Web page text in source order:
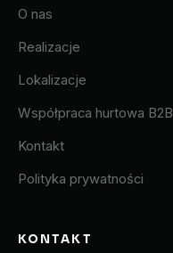
O nas
Realizacje
Lokalizacje
Współpraca hurtowa B2B
Kontakt
Polityka prywatności
KONTAKT